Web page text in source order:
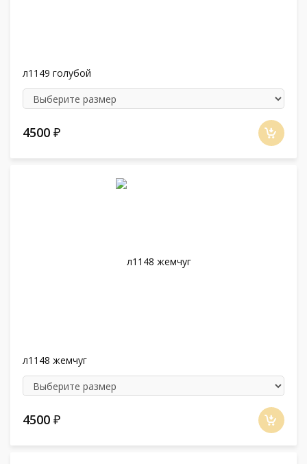
л1149 голубой
4500 ₽
л1148 жемчуг
4500 ₽